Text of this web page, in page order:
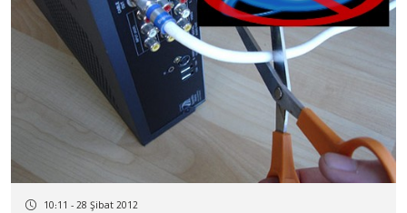
10:11 - 28 Şibat 2012